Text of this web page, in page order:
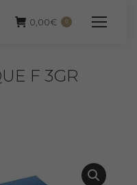
0,00€ 0
F 3GR